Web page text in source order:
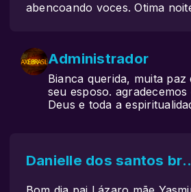
abencoando voces. Otima
Administrador
Bianca querida, muita
seu esposo.
Deus e toda a
Danielle